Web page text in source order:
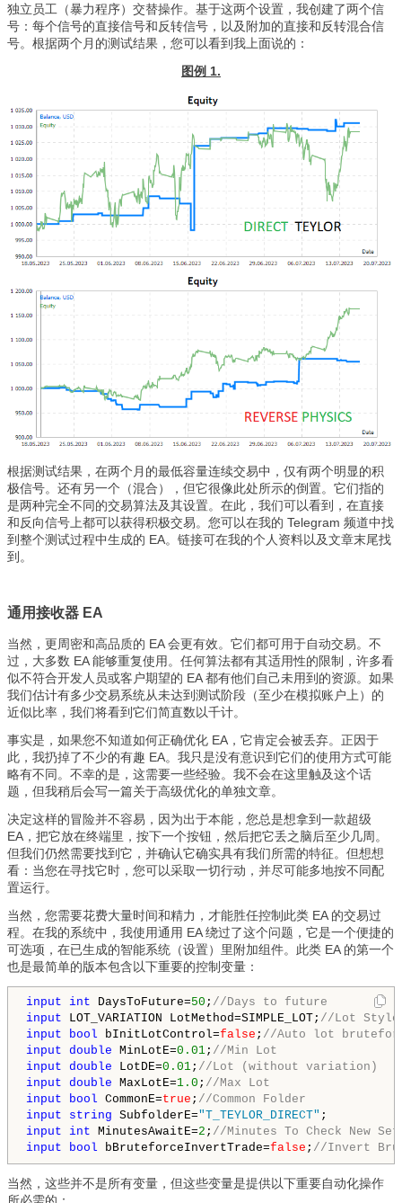
独立员工（暴力程序）交替操作。基于这两个设置，我创建了两个信
号：每个信号的直接信号和反转信号，以及附加的直接和反转混合信
号。根据两个月的测试结果，您可以看到我上面说的：
图例 1.
根据测试结果，在两个月的最低容量连续交易中，仅有两个明显的积
极信号。还有另一个（混合），但它很像此处所示的倒置。它们指的
是两种完全不同的交易算法及其设置。在此，我们可以看到，在直接
和反向信号上都可以获得积极交易。您可以在我的 Telegram 频道中找
到整个测试过程中生成的 EA。链接可在我的个人资料以及文章末尾找
到。
通用接收器 EA
当然，更周密和高品质的 EA 会更有效。它们都可用于自动交易。不
过，大多数 EA 能够重复使用。任何算法都有其适用性的限制，许多看
似不符合开发人员或客户期望的 EA 都有他们自己未用到的资源。如果
我们估计有多少交易系统从未达到测试阶段（至少在模拟账户上）的
近似比率，我们将看到它们简直数以千计。
事实是，如果您不知道如何正确优化 EA，它肯定会被丢弃。正因于
此，我扔掉了不少的有趣 EA。我只是没有意识到它们的使用方式可能
略有不同。不幸的是，这需要一些经验。我不会在这里触及这个话
题，但我稍后会写一篇关于高级优化的单独文章。
决定这样的冒险并不容易，因为出于本能，您总是想拿到一款超级
EA，把它放在终端里，按下一个按钮，然后把它丢之脑后至少几周。
但我们仍然需要找到它，并确认它确实具有我们所需的特征。但想想
看：当您在寻找它时，您可以采取一切行动，并尽可能多地按不同配
置运行。
当然，您需要花费大量时间和精力，才能胜任控制此类 EA 的交易过
程。在我的系统中，我使用通用 EA 绕过了这个问题，它是一个便捷的
可选项，在已生成的智能系统（设置）里附加组件。此类 EA 的第一个
也是最简单的版本包含以下重要的控制变量：
input int DaysToFuture=50 ; //Days to future
input LOT_VARIATION LotMethod=SIMPLE_LOT; //Lot Style
input
bool bInitLotControl=false ; //Auto lot
input double MinLotE=0.01; //Min Lot
input double LotDE=0.01; //Lot (without variation)
input double MaxLotE=1.0 ; //Max Lot
input
bool CommonE=true ; //Common Folder
input
string SubfolderE="T_TEYLOR_DIRECT"
input
int MinutesAwaitE=2 ; //Minutes To Check New
input
bool bBruteforceInvertTrade=false ; //Invert
当然，这些并不是所有变量，但这些变量是提供以下重要自动化操作
所必需的：